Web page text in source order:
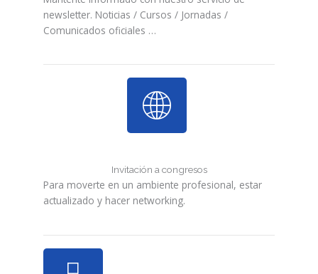
newsletter. Noticias / Cursos / Jornadas /
Comunicados oficiales …
Invitación a congresos
Para moverte en un ambiente profesional, estar
actualizado y hacer networking.